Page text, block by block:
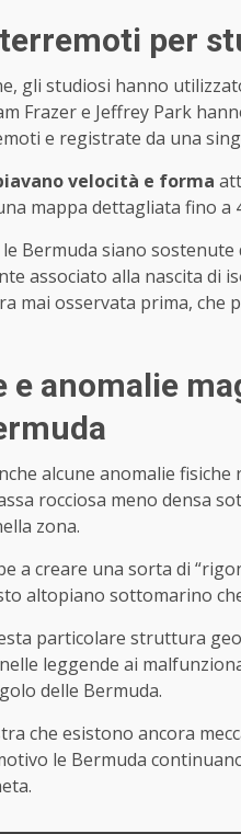
per
gli studiosi hanno
Frazer e Jeffrey Park
e registrate da una
velocità e forma
mappa dettagliata fino
Bermuda siano sostenute
associato alla nascita di
mai osservata prima,
e anomalie
alcune anomalie
rocciosa meno densa
zona.
a creare una sorta di
altopiano sottomarino
particolare struttura
leggende ai
delle Bermuda.
che esistono ancora
le Bermuda